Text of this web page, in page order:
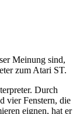
Meinung sind,
zum Atari ST.
Durch
vier Fenstern, die
eignen, hat er